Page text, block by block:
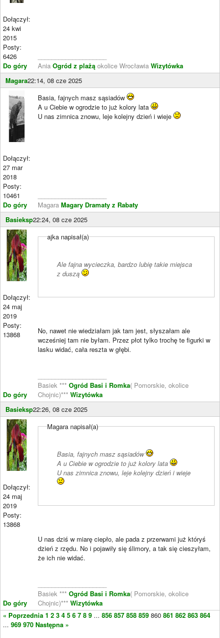
Dołączył:
24 kwi
2015
Posty:
6426
Do góry
Ania Ogród z plażą okolice Wrocławia Wizytówka
Magara22:14, 08 cze 2025
Dołączył:
27 mar
2018
Posty:
10461
Do góry
Basia, fajnych masz sąsiadów
A u Ciebie w ogrodzie to już kolory lata
U nas zimnica znowu, leje kolejny dzień i wieje
Magara Magary Dramaty z Rabaty
Basieksp22:24, 08 cze 2025
Dołączył:
24 maj
2019
Posty:
13868
Do góry
ajka napisał(a)
Ale fajna wycieczka, bardzo lubię takie miejsca
z duszą
No, nawet nie wiedziałam jak tam jest, słyszałam ale
wcześniej tam nie byłam. Przez płot tylko trochę te figurki w
lasku widać, cała reszta w głębi.
Basiek *** Ogród Basi i Romka( Pomorskie, okolice
Chojnic)*** Wizytówka
Basieksp22:26, 08 cze 2025
Dołączył:
24 maj
2019
Posty:
13868
Do góry
Magara napisał(a)
Basia, fajnych masz sąsiadów
A u Ciebie w ogrodzie to już kolory lata
U nas zimnica znowu, leje kolejny dzień i wieje
U nas dziś w miarę ciepło, ale pada z przerwami już któryś
dzień z rzędu. No i pojawiły się ślimory, a tak się cieszyłam,
że ich nie widać.
Basiek *** Ogród Basi i Romka( Pomorskie, okolice
Chojnic)*** Wizytówka
« Poprzednia 1 2 3 4 5 6 7 8 9 ... 856 857 858 859 860 861 862 863 864
... 969 970 Następna »